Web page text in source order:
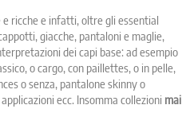
ricche e infatti, oltre gli essential
giacche, pantaloni e maglie,
dei capi base: ad esempio
o cargo, con paillettes, o in pelle,
o senza, pantalone skinny o
ecc. Insomma collezioni mai